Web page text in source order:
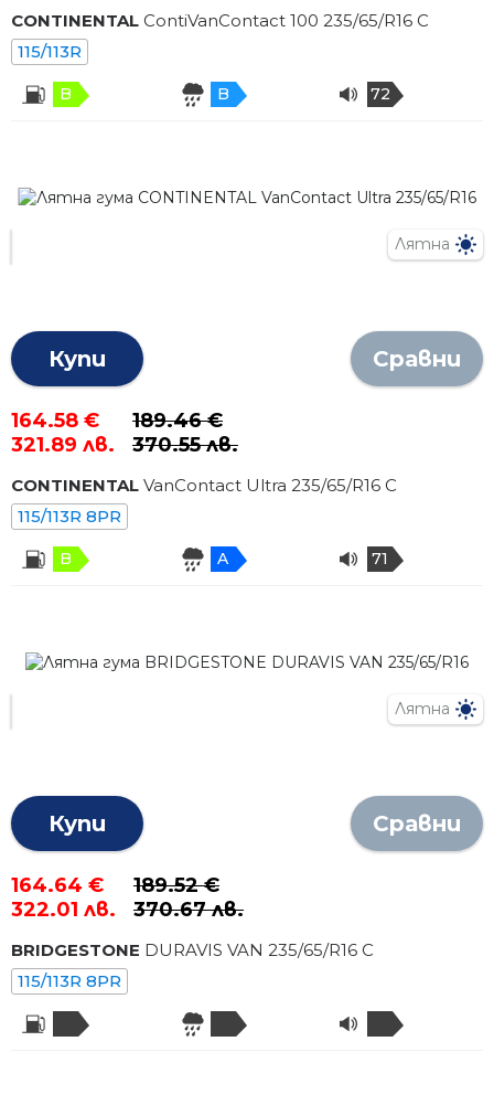
CONTINENTAL ContiVanContact 100 235/65/R16 C
115/113R
B B 72
Лятна
Купи Сравни
164.58 €
321.89 лв.
189.46 €
370.55 лв.
CONTINENTAL VanContact Ultra 235/65/R16 C
115/113R 8PR
B A 71
Лятна
Купи Сравни
164.64 €
322.01 лв.
189.52 €
370.67 лв.
BRIDGESTONE DURAVIS VAN 235/65/R16 C
115/113R 8PR